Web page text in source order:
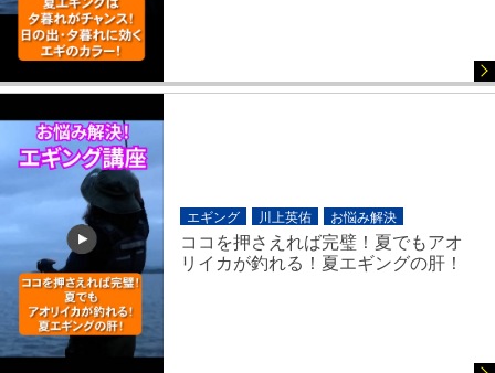
エギング 川上英佑 お悩み解決
ココを押さえれば完璧！夏でもアオ
リイカが釣れる！夏エギングの肝！